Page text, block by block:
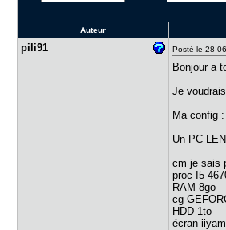
Auteur
pili91 Posté le 28-
Bonjour a
Je
Ma config :
Un PC
cm je sais
proc I5-
RAM 8go
cg
HDD 1to
écran